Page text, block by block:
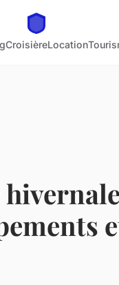
CroisièreLocation